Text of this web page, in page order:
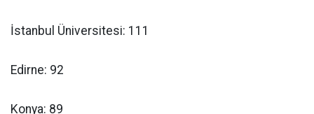
İstanbul Üniversitesi: 111
Edirne: 92
Konya: 89